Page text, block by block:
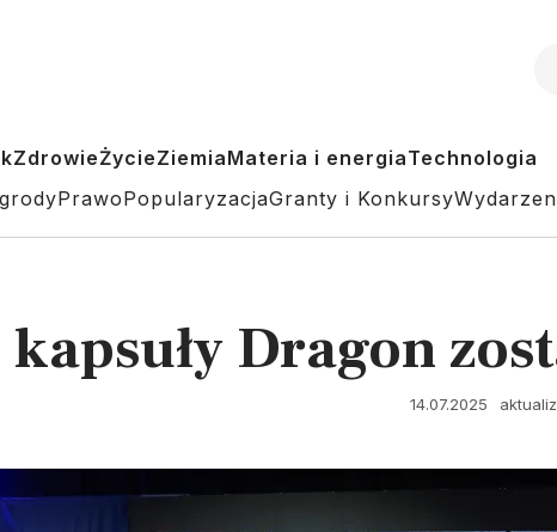
ZdrowieŻycieZiemiaMateria i energiaTechnologia
PrawoPopularyzacjaGranty i Konkursy
kapsuły Dragon
14.07.2025